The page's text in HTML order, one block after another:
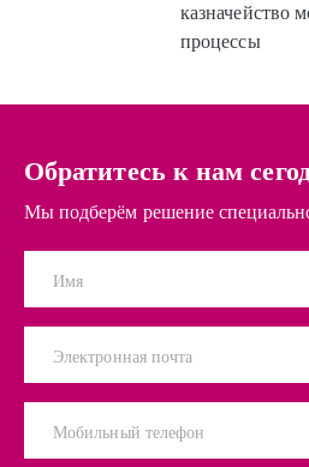
казначейство
процессы
Обратитесь к нам
Мы подберём решение
Имя
Электронная почта
Мобильный телефон